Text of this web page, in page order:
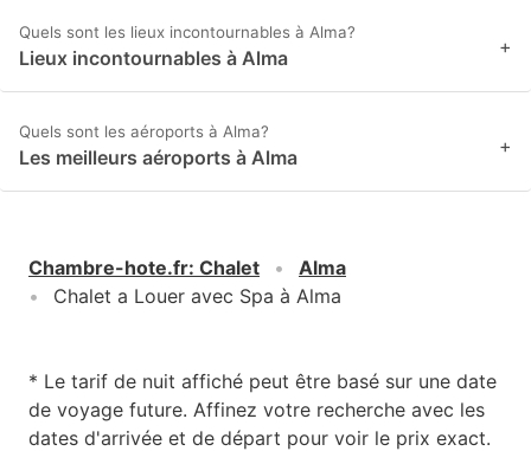
Quels sont les lieux incontournables à Alma?
Lieux incontournables à Alma +
Quels sont les aéroports à Alma?
Les meilleurs aéroports à Alma +
Chambre-hote.fr: Chalet
Alma
Chalet a Louer avec Spa à Alma
* Le tarif de nuit affiché peut être basé sur une date
de voyage future. Affinez votre recherche avec les
dates d'arrivée et de départ pour voir le prix exact.